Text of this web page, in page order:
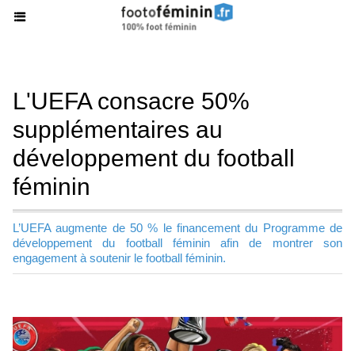
L'UEFA consacre 50%
supplémentaires au
développement du football
féminin
L’UEFA augmente de 50 % le financement du Programme de
développement du football féminin afin de montrer son
engagement à soutenir le football féminin.